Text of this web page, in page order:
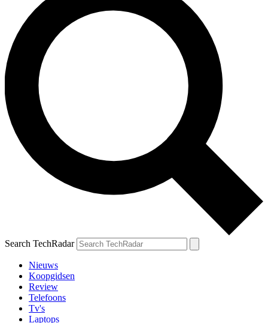
Search TechRadar
Nieuws
Koopgidsen
Review
Telefoons
Tv's
Laptops